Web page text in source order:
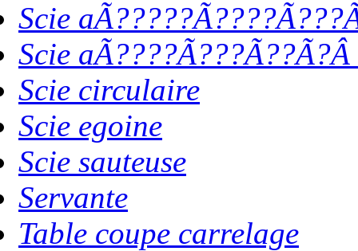
Scie
Scie
Scie circulaire
Scie egoine
Scie sauteuse
Servante
Table coupe carrelage